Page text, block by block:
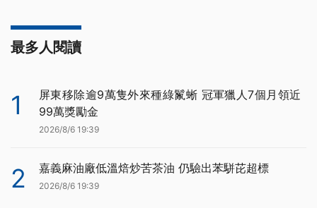
最多人閱讀
1
屏東移除逾9萬隻外來種綠鬣蜥 冠軍獵人7個月領近
99萬獎勵金
2026/8/6 19:39
2 嘉義麻油廠低溫焙炒苦茶油 仍驗出苯駢芘超標
2026/8/6 19:39